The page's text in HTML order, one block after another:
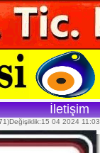
İletişim
04 2024 11:03